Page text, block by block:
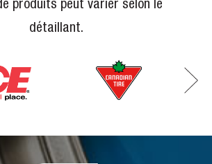
produits peut varier selon le
détaillant.